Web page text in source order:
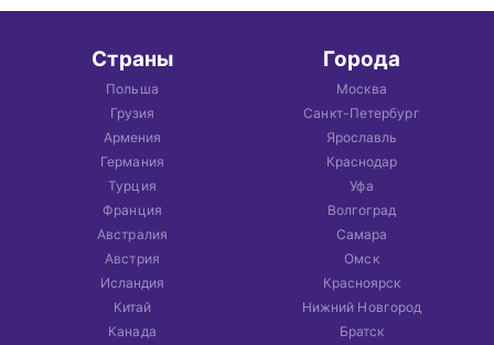
Страны
Польша
Грузия
Армения
Германия
Турция
Франция
Австралия
Австрия
Исландия
Китай
Канада
Города
Москва
Санкт-Петербург
Ярославль
Краснодар
Уфа
Волгоград
Самара
Омск
Красноярск
Нижний Новгород
Братск